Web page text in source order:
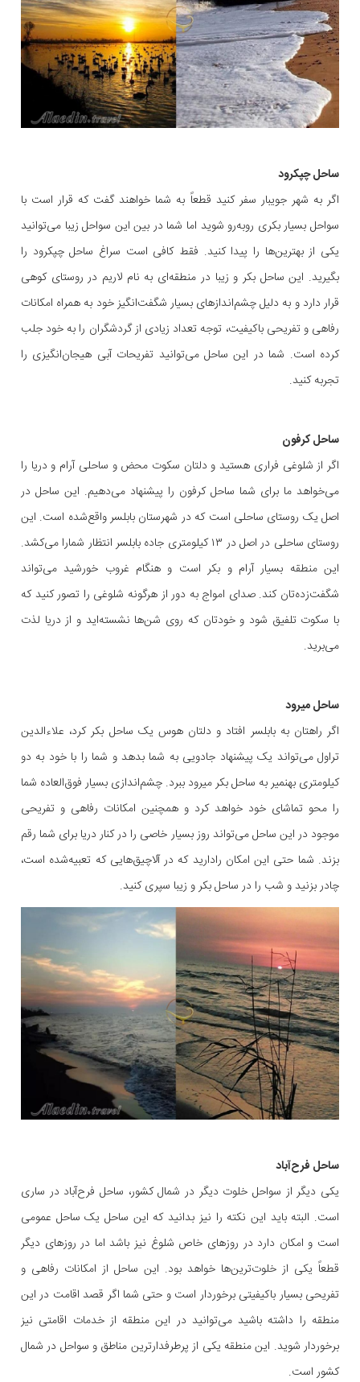
ساحل چپکرود
اگر به شهر جویبار سفر کنید قطعاً به شما خواهند گفت که قرار است با
سواحل بسیار بکری روبه‌رو شوید اما شما در بین این سواحل زیبا می‌توانید
یکی از بهترین‌ها را پیدا کنید. فقط کافی است سراغ ساحل چپکرود را
بگیرید. این ساحل بکر و زیبا در منطقه‌ای به نام لاریم در روستای کوهی
قرار دارد و به دلیل چشم‌اندازهای بسیار شگفت‌انگیز خود به همراه امکانات
رفاهی و تفریحی باکیفیت، توجه تعداد زیادی از گردشگران را به خود جلب
کرده است. شما در این ساحل می‌توانید تفریحات آبی هیجان‌انگیزی را
تجربه کنید.
ساحل کرفون
اگر از شلوغی فراری هستید و دلتان سکوت محض و ساحلی آرام و دریا را
می‌خواهد ما برای شما ساحل کرفون را پیشنهاد می‌دهیم. این ساحل در
اصل یک روستای ساحلی است که در شهرستان بابلسر واقع‌شده است. این
روستای ساحلی در اصل در ۱۳ کیلومتری جاده بابلسر انتظار شمارا می‌کشد.
این منطقه بسیار آرام و بکر است و هنگام غروب خورشید می‌تواند
شگفت‌زده‌تان کند. صدای امواج به‌ دور از هرگونه شلوغی را تصور کنید که
با سکوت تلفیق شود و خودتان که روی شن‌ها نشسته‌اید و از دریا لذت
می‌برید.
ساحل میرود
اگر راهتان به بابلسر افتاد و دلتان هوس یک ساحل بکر کرد، علاءالدین
تراول می‌تواند یک پیشنهاد جادویی به شما بدهد و شما را با خود به دو
کیلومتری بهنمیر به ساحل بکر میرود ببرد. چشم‌اندازی بسیار فوق‌العاده شما
را محو تماشای خود خواهد کرد و همچنین امکانات رفاهی و تفریحی
موجود در این ساحل می‌تواند روز بسیار خاصی را در کنار دریا برای شما رقم
بزند. شما حتی این امکان رادارید که در آلاچیق‌هایی که تعبیه‌شده است،
چادر بزنید و شب را در ساحل بکر و زیبا سپری کنید.
ساحل فرح‌آباد
یکی دیگر از سواحل خلوت دیگر در شمال کشور، ساحل فرح‌آباد در ساری
است. البته باید این نکته را نیز بدانید که این ساحل یک ساحل عمومی
است و امکان دارد در روزهای خاص شلوغ نیز باشد اما در روزهای دیگر
قطعاً یکی از خلوت‌ترین‌ها خواهد بود. این ساحل از امکانات رفاهی و
تفریحی بسیار باکیفیتی برخوردار است و حتی شما اگر قصد اقامت در این
منطقه را داشته باشید می‌توانید در این منطقه از خدمات اقامتی نیز
برخوردار شوید. این منطقه یکی از پرطرفدارترین مناطق و سواحل در شمال
کشور است.